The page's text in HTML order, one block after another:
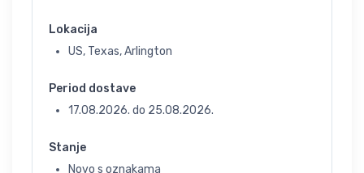
Lokacija
US, Texas, Arlington
Period dostave
17.08.2026. do 25.08.2026.
Stanje
Novo s oznakama